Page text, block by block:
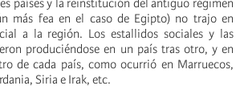
países y la reinstitución del antiguo régimen
más fea en el caso de Egipto) no trajo en
a la región. Los estallidos sociales y las
produciéndose en un país tras otro, y en
de cada país, como ocurrió en Marruecos,
Siria e Irak, etc.